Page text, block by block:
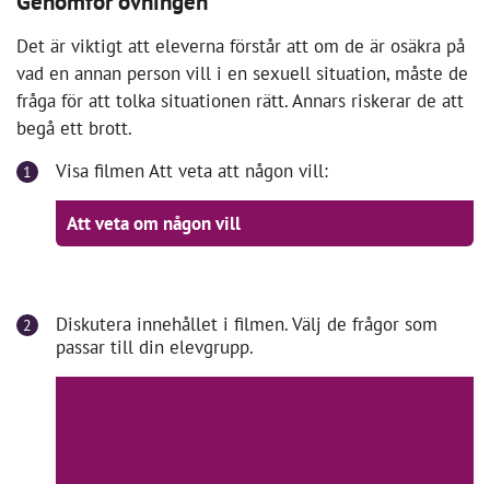
Det är viktigt att eleverna förstår att om de är osäkra på
vad en annan person vill i en sexuell situation, måste de
fråga för att tolka situationen rätt. Annars riskerar de att
begå ett brott.
Visa filmen Att veta att någon vill:
För att spela videon behöver du
acceptera cookies för marknadsföring.
Acceptera
Att veta om någon vill
Diskutera innehållet i filmen. Välj de frågor som
passar till din elevgrupp.